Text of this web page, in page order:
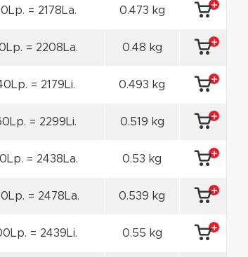
= 2178La. 0.473 kg
= 2208La. 0.48 kg
= 2179Li. 0.493 kg
= 2299Li. 0.519 kg
= 2438La. 0.53 kg
= 2478La. 0.539 kg
= 2439Li. 0.55 kg